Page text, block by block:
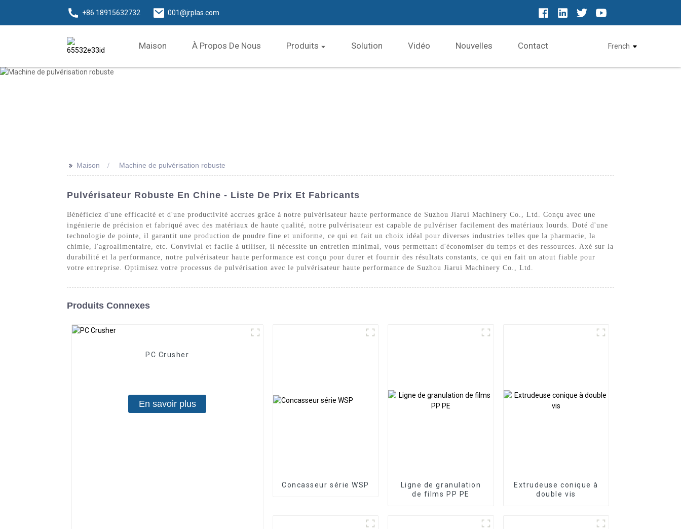
+86 18915632732 001@jrplas.com
Maison À Propos De Nous Produits Solution Vidéo Nouvelles Contact French
>> Maison Machine de pulvérisation robuste
Pulvérisateur Robuste En Chine - Liste De Prix Et Fabricants
Bénéficiez d'une efficacité et d'une productivité accrues grâce à notre pulvérisateur haute performance de Suzhou Jiarui Machinery Co., Ltd. Conçu avec une
ingénierie de précision et fabriqué avec des matériaux de haute qualité, notre pulvérisateur est capable de pulvériser facilement des matériaux lourds. Doté d'une
technologie de pointe, il garantit une production de poudre fine et uniforme, ce qui en fait un choix idéal pour diverses industries telles que la pharmacie, la
chimie, l'agroalimentaire, etc. Convivial et facile à utiliser, il nécessite un entretien minimal, vous permettant d'économiser du temps et des ressources. Axé sur la
durabilité et la performance, notre pulvérisateur haute performance est conçu pour durer et fournir des résultats constants, ce qui en fait un atout fiable pour
votre entreprise. Optimisez votre processus de pulvérisation avec le pulvérisateur haute performance de Suzhou Jiarui Machinery Co., Ltd.
Produits Connexes
PC Crusher
En savoir plus
Concasseur série WSP
Ligne de granulation
de films PP PE
Extrudeuse conique à
double vis